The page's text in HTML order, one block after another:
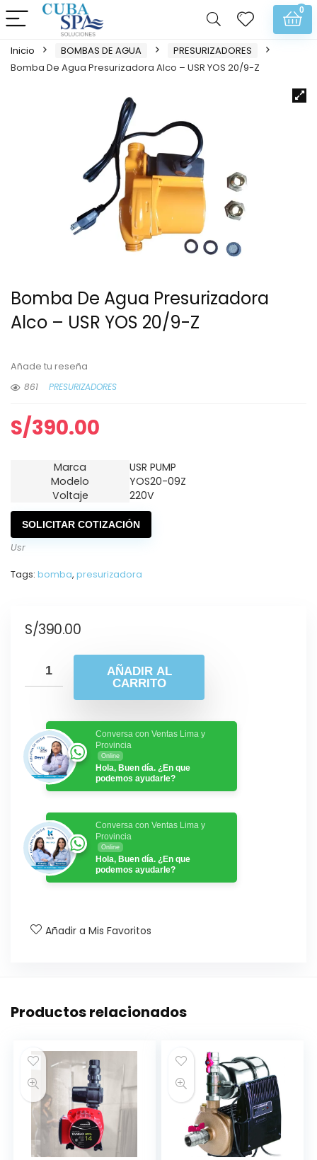
0
Inicio BOMBAS DE AGUA
PRESURIZADORES
Bomba De Agua Presurizadora Alco – USR YOS 20/9-Z
Bomba De Agua Presurizadora
Alco – USR YOS 20/9-Z
Añade tu reseña
861
PRESURIZADORES
S/390.00
Marca
USR PUMP
Modelo
YOS20-09Z
Voltaje
220V
SOLICITAR COTIZACIÓN
Usr
Tags: bomba, presurizadora
S/390.00
AÑADIR AL
CARRITO
Conversa con Ventas Lima y
Provincia
Online
Hola, Buen día. ¿En que
podemos ayudarle?
Conversa con Ventas Lima y
Provincia
Online
Hola, Buen día. ¿En que
podemos ayudarle?
Añadir a Mis Favoritos
Productos relacionados